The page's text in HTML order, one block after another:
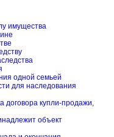
имущества
одной семьей
для наследования
договора купли-продажи,
объект